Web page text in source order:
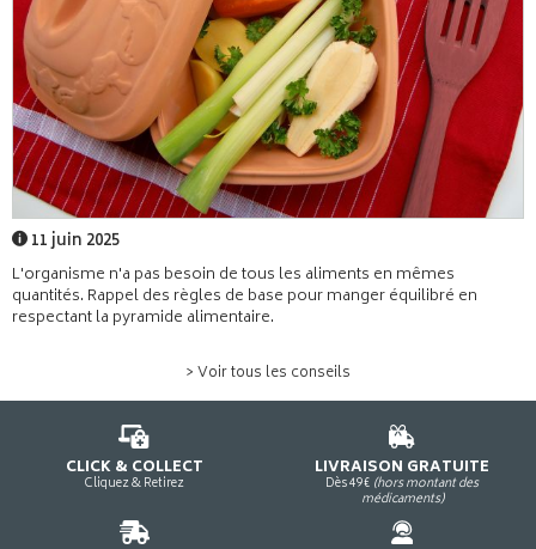
11 juin 2025
L'organisme n'a pas besoin de tous les aliments en mêmes
quantités. Rappel des règles de base pour manger équilibré en
respectant la pyramide alimentaire.
> Voir tous les conseils
CLICK & COLLECT
Cliquez & Retirez
LIVRAISON GRATUITE
Dès 49€ (hors montant des
médicaments)